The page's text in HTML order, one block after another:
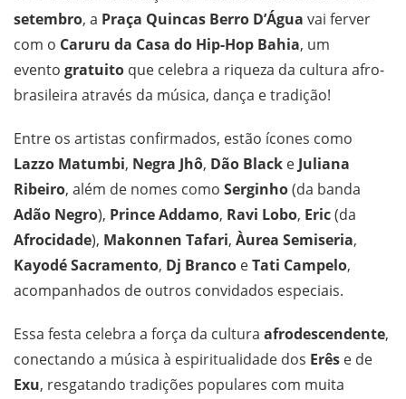
setembro, a Praça Quincas Berro D’Água vai ferver
com o Caruru da Casa do Hip-Hop Bahia, um
evento gratuito que celebra a riqueza da cultura afro-
brasileira através da música, dança e tradição!
Entre os artistas confirmados, estão ícones como
Lazzo Matumbi, Negra Jhô, Dão Black eJuliana
Ribeiro, além de nomes como Serginho(da banda
Adão Negro), Prince Addamo, Ravi Lobo, Eric(da
Afrocidade), Makonnen Tafari, Àurea Semiseria,
Kayodé Sacramento, Dj Branco eTati Campelo,
acompanhados de outros convidados especiais.
Essa festa celebra a força da cultura afrodescendente,
conectando a música à espiritualidade dos Erês e de
Exu, resgatando tradições populares com muita